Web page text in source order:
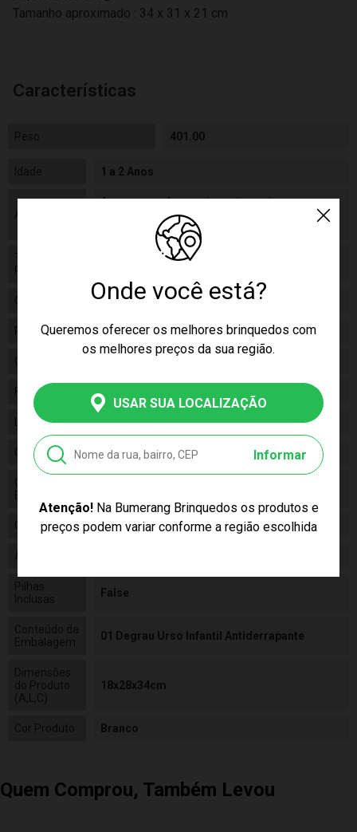
Onde você está?
Queremos oferecer os melhores brinquedos com
os melhores preços da sua região.
USAR SUA LOCALIZAÇÃO
Informar
Atenção!Na Bumerang Brinquedos os produtos e
preços podem variar conforme a região escolhida
Tamanho aproximado : 34 x 31 x 21 cm
Características
Peso 401.00
Idade 1 a 2 Anos
Aviso
As cores podem variar entre as imagens
mostradas acima e o produto. Imagens
meramente ilustrativas.
Tamanho
Produto
34 x 28 x 18 cm
Gênero Unissex
Personagem Ursinho
Categoria
Fabricante Buba
Linha Brinquedo
Código 12652
Código de
Barras
Composição Plástico
Alimentação
Pilhas
Inclusas
False
Conteúdo da
Embalagem
01 Degrau Urso Infantil Antiderrapante
Dimensões
do Produto
(A,L,C)
18x28x34cm
Cor Produto Branco
Quem Comprou, Também Levou